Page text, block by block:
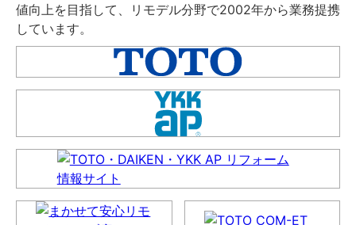
値向上を目指して、リモデル分野で2002年から業務提携
しています。